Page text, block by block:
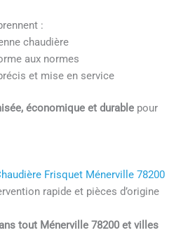
:
chaudière
aux normes
et mise en service
économique et durablepour
Frisquet Ménerville 78200
rapide et pièces d’origine
tout Ménerville 78200 et villes